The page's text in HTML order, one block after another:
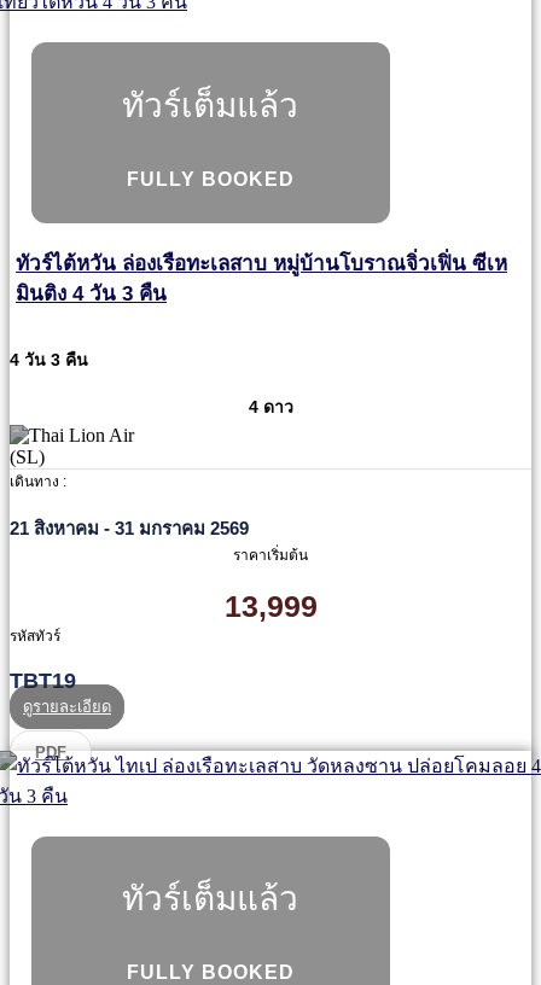
ทัวร์เต็มแล้ว
FULLY BOOKED
ทัวร์ไต้หวัน ล่องเรือทะเลสาบ หมู่บ้านโบราณจิ่วเฟิ่น ซีเห
มินติง 4 วัน 3 คืน
4 วัน 3 คืน
4 ดาว
เดินทาง :
21 สิงหาคม - 31 มกราคม 2569
ราคาเริ่มต้น
13,999
รหัสทัวร์
TBT19
ดูรายละเอียด
PDF
ทัวร์เต็มแล้ว
FULLY BOOKED